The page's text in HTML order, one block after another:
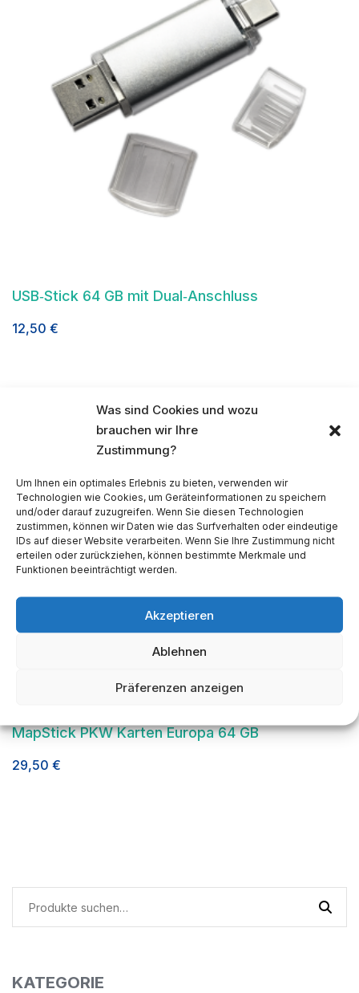
Was sind Cookies und wozu
brauchen wir Ihre
Zustimmung?
Um Ihnen ein optimales Erlebnis zu bieten, verwenden wir
Technologien wie Cookies, um Geräteinformationen zu speichern
und/oder darauf zuzugreifen. Wenn Sie diesen Technologien
zustimmen, können wir Daten wie das Surfverhalten oder eindeutige
IDs auf dieser Website verarbeiten. Wenn Sie Ihre Zustimmung nicht
erteilen oder zurückziehen, können bestimmte Merkmale und
Funktionen beeinträchtigt werden.
Akzeptieren
Ablehnen
Präferenzen anzeigen
USB‑Stick 64 GB mit Dual‑Anschluss
12,50 €
MapStick PKW Karten Europa 64 GB
29,50 €
KATEGORIE